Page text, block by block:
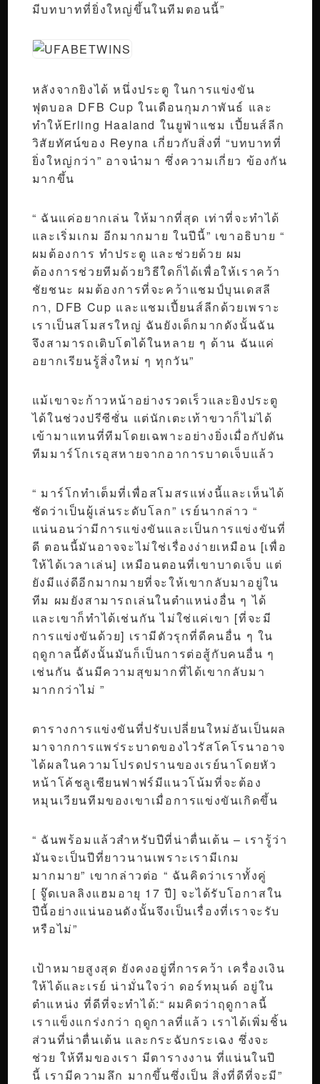
มีบทบาทที่ยิ่งใหญ่ขึ้นในทีมตอนนี้”
หลังจากยิงได้ หนึ่งประตู ในการแข่งขัน
ฟุตบอล DFB Cup ในเดือนกุมภาพันธ์ และ
ทำให้Erling Haaland ในยูฟ่าแชม เปี้ยนส์ลีก
วิสัยทัศน์ของ Reyna เกี่ยวกับสิ่งที่ “บทบาทที่
ยิ่งใหญ่กว่า” อาจนำมา ซึ่งความเกี่ยว ข้องกัน
มากขึ้น
“ ฉันแค่อยากเล่น ให้มากที่สุด เท่าที่จะทำได้
และเริ่มเกม อีกมากมาย ในปีนี้” เขาอธิบาย “
ผมต้องการ ทำประตู และช่วยด้วย ผม
ต้องการช่วยทีมด้วยวิธีใดก็ได้เพื่อให้เราคว้า
ชัยชนะ ผมต้องการที่จะคว้าแชมป์บุนเดสลี
กา, DFB Cup และแชมเปี้ยนส์ลีกด้วยเพราะ
เราเป็นสโมสรใหญ่ ฉันยังเด็กมากดังนั้นฉัน
จึงสามารถเติบโตได้ในหลาย ๆ ด้าน ฉันแค่
อยากเรียนรู้สิ่งใหม่ ๆ ทุกวัน”
แม้เขาจะก้าวหน้าอย่างรวดเร็วและยิงประตู
ได้ในช่วงปรีซีซั่น แต่นักเตะเท้าขวาก็ไม่ได้
เข้ามาแทนที่ทีมโดยเฉพาะอย่างยิ่งเมื่อกัปตัน
ทีมมาร์โกเรอุสหายจากอาการบาดเจ็บแล้ว
“ มาร์โกทำเต็มที่เพื่อสโมสรแห่งนี้และเห็นได้
ชัดว่าเป็นผู้เล่นระดับโลก” เรย์นากล่าว “
แน่นอนว่ามีการแข่งขันและเป็นการแข่งขันที่
ดี ตอนนี้มันอาจจะไม่ใช่เรื่องง่ายเหมือน [เพื่อ
ให้ได้เวลาเล่น] เหมือนตอนที่เขาบาดเจ็บ แต่
ยังมีแง่ดีอีกมากมายที่จะให้เขากลับมาอยู่ใน
ทีม ผมยังสามารถเล่นในตำแหน่งอื่น ๆ ได้
และเขาก็ทำได้เช่นกัน ไม่ใช่แค่เขา [ที่จะมี
การแข่งขันด้วย] เรามีตัวรุกที่ดีคนอื่น ๆ ใน
ฤดูกาลนี้ดังนั้นมันก็เป็นการต่อสู้กับคนอื่น ๆ
เช่นกัน ฉันมีความสุขมากที่ได้เขากลับมา
มากกว่าไม่ ”
ตารางการแข่งขันที่ปรับเปลี่ยนใหม่อันเป็นผล
มาจากการแพร่ระบาดของไวรัสโคโรนาอาจ
ได้ผลในความโปรดปรานของเรย์นาโดยหัว
หน้าโค้ชลูเซียนฟาฟร์มีแนวโน้มที่จะต้อง
หมุนเวียนทีมของเขาเมื่อการแข่งขันเกิดขึ้น
“ ฉันพร้อมแล้วสำหรับปีที่น่าตื่นเต้น – เรารู้ว่า
มันจะเป็นปีที่ยาวนานเพราะเรามีเกม
มากมาย” เขากล่าวต่อ “ ฉันคิดว่าเราทั้งคู่
[ จู๊ดเบลลิงแฮมอายุ 17 ปี] จะได้รับโอกาสใน
ปีนี้อย่างแน่นอนดังนั้นจึงเป็นเรื่องที่เราจะรับ
หรือไม่”
เป้าหมายสูงสุด ยังคงอยู่ที่การคว้า เครื่องเงิน
ให้ได้และเรย์ น่ามั่นใจว่า ดอร์ทมุนด์ อยู่ใน
ตำแหน่ง ที่ดีที่จะทำได้:“ ผมคิดว่าฤดูกาลนี้
เราแข็งแกร่งกว่า ฤดูกาลที่แล้ว เราได้เพิ่มชิ้น
ส่วนที่น่าตื่นเต้น และกระฉับกระเฉง ซึ่งจะ
ช่วย ให้ทีมของเรา มีตารางงาน ที่แน่นในปี
นี้ เรามีความลึก มากขึ้นซึ่งเป็น สิ่งที่ดีที่จะมี”